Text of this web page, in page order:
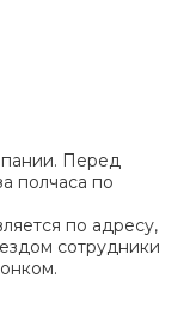
Перед
полчаса по
по адресу,
сотрудники